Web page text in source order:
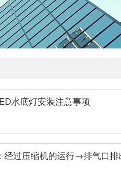
水底灯安装注意事项
经过压缩机的运行→排气口